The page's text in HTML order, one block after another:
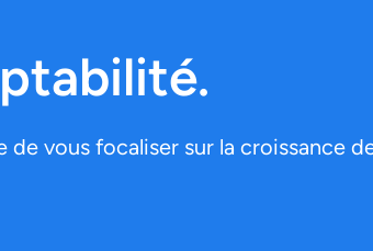
vous focaliser sur la croissance